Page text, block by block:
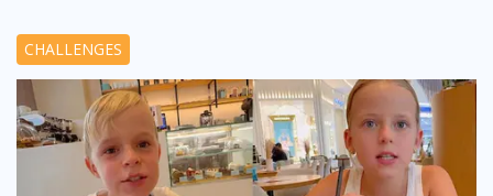
CHALLENGES